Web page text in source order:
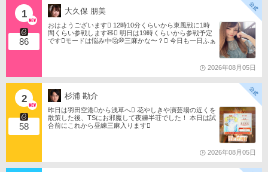
1
86
大久保 朋美
おはようございます󾀀️ 12時10分くらいから東風戦に1時
間くらい参戦します🧸󾬏 明日は19時くらいから参戦予定
です󾭨️モードは悩み中🤔💭三麻かな〜？󾠋️ 今日も一日ふぁ
2026年08月05日
2
58
杉浦 勘介
昨日は羽田空港󾟩️から浅草へ󾟠 花やしきや演芸場の近くを
散策した後、TSにお邪魔して夜練半荘でした！ 本日は試
合前にこれから昼練三麻入ります󾠋️
2026年08月05日